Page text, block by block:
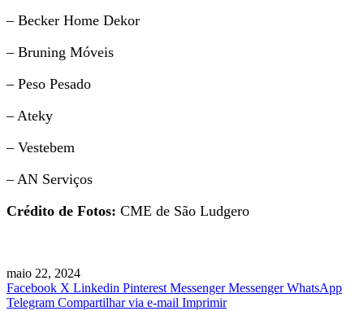
– Becker Home Dekor
– Bruning Móveis
– Peso Pesado
– Ateky
– Vestebem
– AN Serviços
Crédito de Fotos: CME de São Ludgero
maio 22, 2024
Facebook X Linkedin Pinterest Messenger Messenger WhatsApp
Telegram Compartilhar via e-mail Imprimir